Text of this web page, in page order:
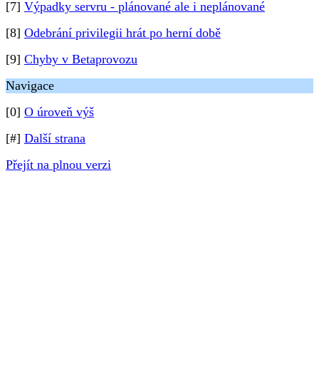
[7] Výpadky servru - plánované ale i neplánované
[8] Odebrání privilegii hrát po herní době
[9] Chyby v Betaprovozu
Navigace
[0] O úroveň výš
[#] Další strana
Přejít na plnou verzi